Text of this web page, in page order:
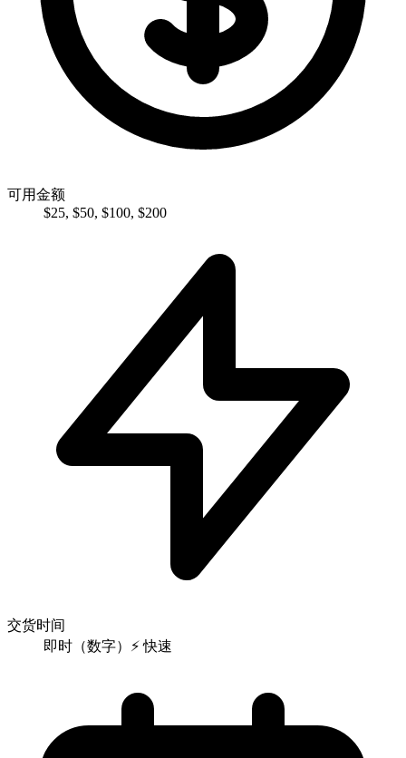
可用金额
$25, $50, $100, $200
交货时间
即时（数字）
⚡快速